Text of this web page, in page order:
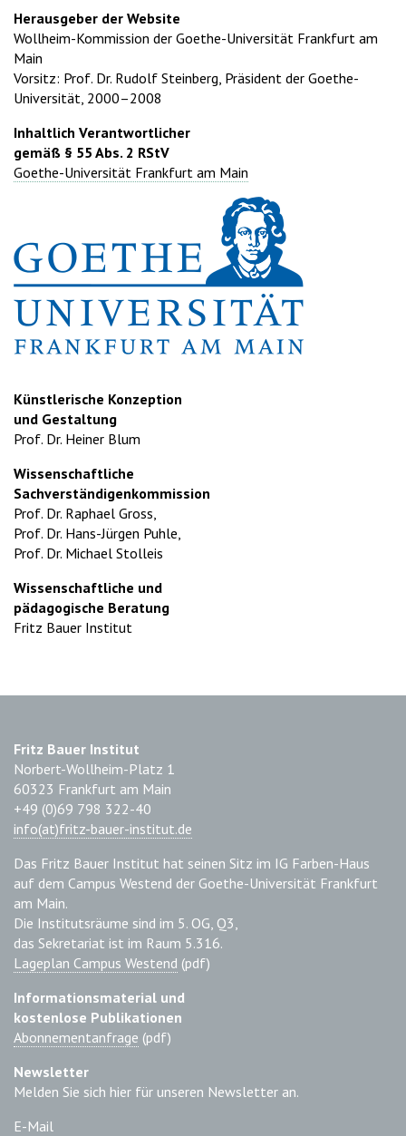
Herausgeber der Website
Wollheim-Kommission der Goethe-Universität Frankfurt am
Main
Vorsitz: Prof. Dr. Rudolf Steinberg, Präsident der Goethe-
Universität, 2000–2008
Inhaltlich Verantwortlicher
gemäß § 55 Abs. 2 RStV
Goethe-Universität Frankfurt am Main
Künstlerische Konzeption
und Gestaltung
Prof. Dr. Heiner Blum
Wissenschaftliche
Sachverständigenkommission
Prof. Dr. Raphael Gross,
Prof. Dr. Hans-Jürgen Puhle,
Prof. Dr. Michael Stolleis
Wissenschaftliche und
pädagogische Beratung
Fritz Bauer Institut
Fritz Bauer Institut
Norbert-Wollheim-Platz 1
60323 Frankfurt am Main
+49 (0)69 798 322-40
info(at)fritz-bauer-institut.de
Das Fritz Bauer Institut hat seinen Sitz im IG Farben-Haus
auf dem Campus Westend der Goethe-Universität Frankfurt
am Main.
Die Institutsräume sind im 5. OG, Q3,
das Sekretariat ist im Raum 5.316.
Lageplan Campus Westend (pdf)
Informationsmaterial und
kostenlose Publikationen
Abonnementanfrage (pdf)
Newsletter
Melden Sie sich hier für unseren Newsletter an.
E-Mail